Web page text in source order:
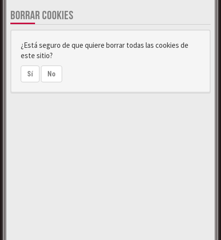
BORRAR COOKIES
¿Está seguro de que quiere borrar todas las cookies de
este sitio?
Sí No